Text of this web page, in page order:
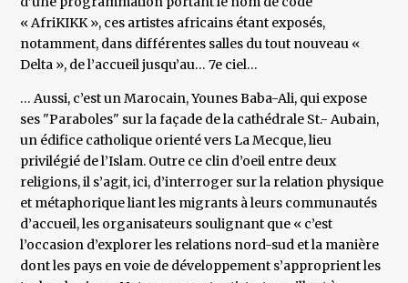
« AfriKIKK », ces artistes africains étant exposés,
notamment, dans différentes salles du tout nouveau «
Delta », de l’accueil jusqu’au… 7e ciel…
… Aussi, c’est un Marocain, Younes Baba-Ali, qui expose
ses "Paraboles" sur la façade de la cathédrale St.- Aubain,
un édifice catholique orienté vers La Mecque, lieu
privilégié de l’Islam. Outre ce clin d’oeil entre deux
religions, il s’agit, ici, d’interroger sur la relation physique
et métaphorique liant les migrants à leurs communautés
d’accueil, les organisateurs soulignant que « c’est
l’occasion d’explorer les relations nord-sud et la manière
dont les pays en voie de développement s’approprient les